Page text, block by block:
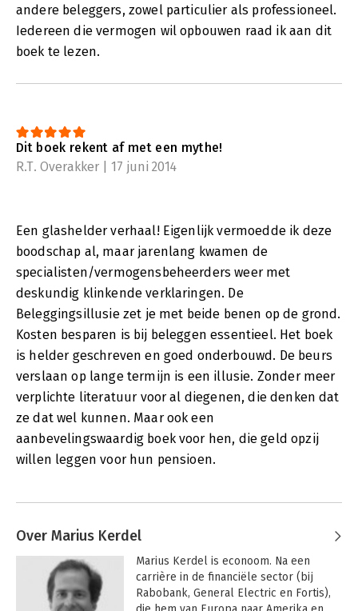
andere beleggers, zowel particulier als professioneel.
Iedereen die vermogen wil opbouwen raad ik aan dit
boek te lezen.
Dit boek rekent af met een mythe!
R.T. Overakker | 17 juni 2014
Een glashelder verhaal! Eigenlijk vermoedde ik deze
boodschap al, maar jarenlang kwamen de
specialisten/vermogensbeheerders weer met
deskundig klinkende verklaringen. De
Beleggingsillusie zet je met beide benen op de grond.
Kosten besparen is bij beleggen essentieel. Het boek
is helder geschreven en goed onderbouwd. De beurs
verslaan op lange termijn is een illusie. Zonder meer
verplichte literatuur voor al diegenen, die denken dat
ze dat wel kunnen. Maar ook een
aanbevelingswaardig boek voor hen, die geld opzij
willen leggen voor hun pensioen.
Over Marius Kerdel
Marius Kerdel is econoom. Na een
carrière in de financiële sector (bij
Rabobank, General Electric en Fortis),